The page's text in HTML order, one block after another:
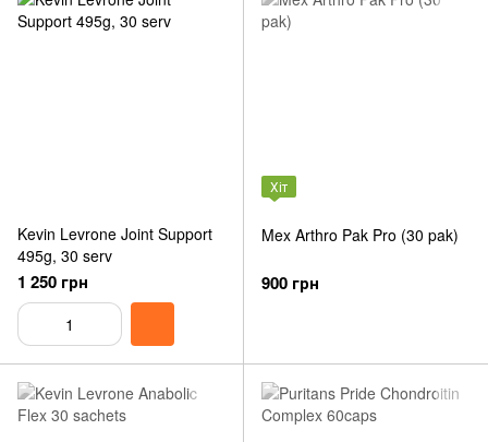
Kevin Levrone Joint Support
495g, 30 serv
1 250 грн
Хіт
Mex Arthro Pak Pro (30 pak)
900 грн